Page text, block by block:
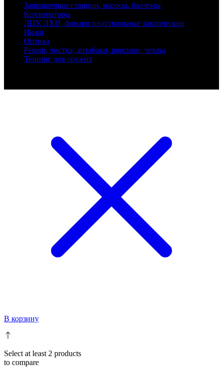
Заправочные станции, насосы, баллоны
Коллиматоры
ЛЦУ, ЛХП, фонари подствольные тактические
Ножи
Оптика
Ремни, чистка, антабаки, рюкзаки, чехлы
Тюнинг для оружия
В корзину
Select at least 2 products
to compare